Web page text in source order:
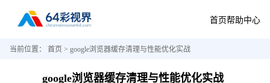
首页帮助中心
当前位置： 首页 > google浏览器缓存清理与性能优化实战
google浏览器缓存清理与性能优化实战